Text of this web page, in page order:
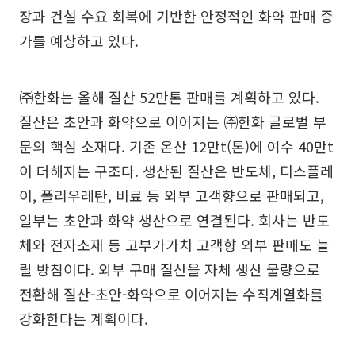
장과 건설 수요 회복에 기반한 안정적인 화약 판매 증
가를 예상하고 있다.
㈜한화는 올해 질산 52만톤 판매를 계획하고 있다.
질산은 초안과 화약으로 이어지는 ㈜한화 글로벌 부
문의 핵심 소재다. 기존 온산 12만t(톤)에 여수 40만t
이 더해지는 구조다. 생산된 질산은 반도체, 디스플레
이, 폴리우레탄, 비료 등 외부 고객향으로 판매되고,
일부는 초안과 화약 생산으로 연결된다. 회사는 반도
체와 전자소재 등 고부가가치 고객향 외부 판매도 늘
릴 방침이다. 외부 구매 질산을 자체 생산 물량으로
전환해 질산-초안-화약으로 이어지는 수직계열화를
강화한다는 계획이다.